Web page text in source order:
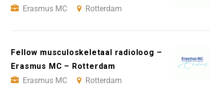
Erasmus MC
Rotterdam
Fellow musculoskeletaal radioloog –
Erasmus MC – Rotterdam
Erasmus MC
Rotterdam